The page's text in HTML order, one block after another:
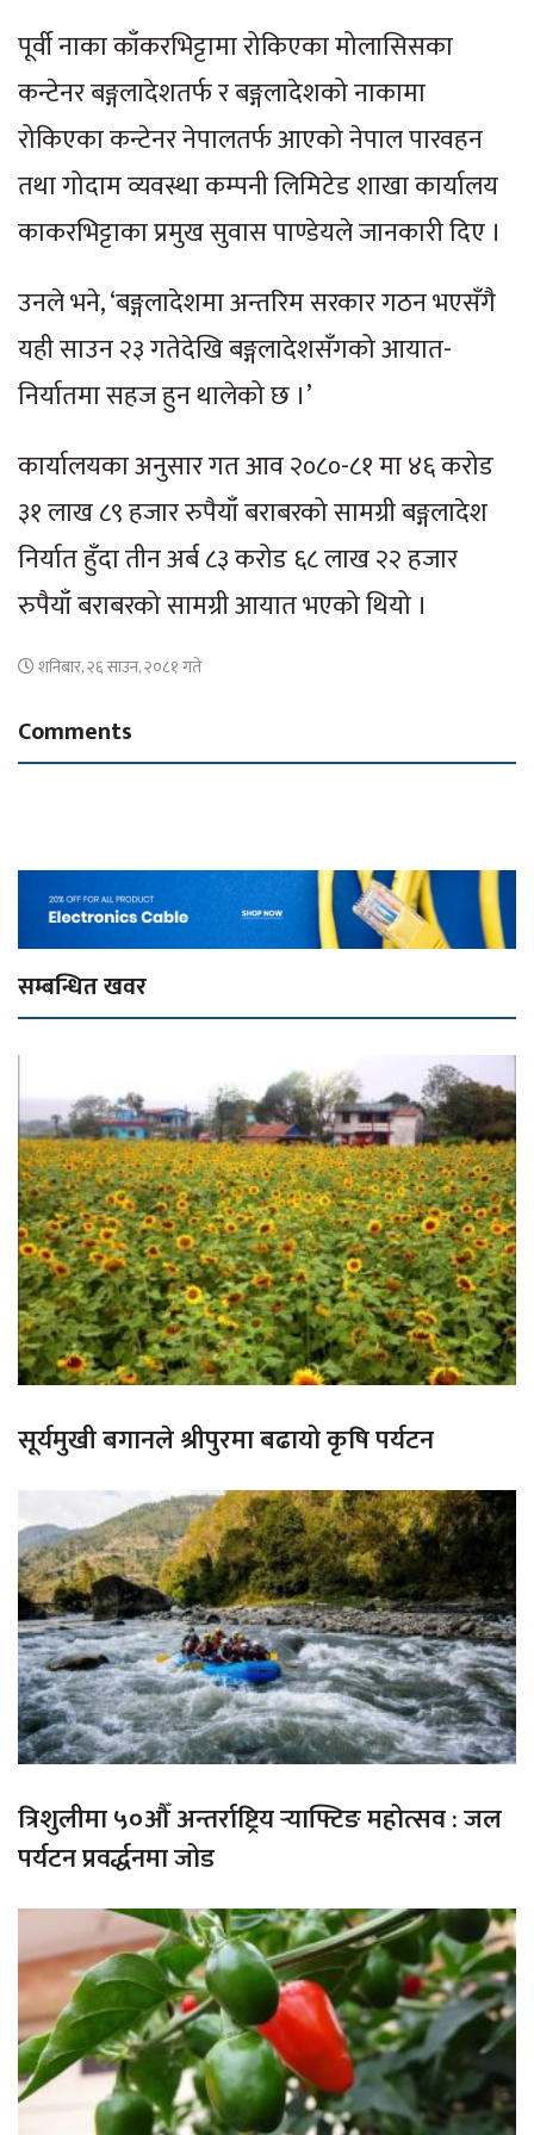
पूर्वी नाका काँकरभिट्टामा रोकिएका मोलासिसका
कन्टेनर बङ्गलादेशतर्फ र बङ्गलादेशको नाकामा
रोकिएका कन्टेनर नेपालतर्फ आएको नेपाल पारवहन
तथा गोदाम व्यवस्था कम्पनी लिमिटेड शाखा कार्यालय
काकरभिट्टाका प्रमुख सुवास पाण्डेयले जानकारी दिए ।
उनले भने, ‘बङ्गलादेशमा अन्तरिम सरकार गठन भएसँगै
यही साउन २३ गतेदेखि बङ्गलादेशसँगको आयात-
निर्यातमा सहज हुन थालेको छ ।’
कार्यालयका अनुसार गत आव २०८०-८१ मा ४६ करोड
३१ लाख ८९ हजार रुपैयाँ बराबरको सामग्री बङ्गलादेश
निर्यात हुँदा तीन अर्ब ८३ करोड ६८ लाख २२ हजार
रुपैयाँ बराबरको सामग्री आयात भएको थियो ।
शनिबार, २६ साउन, २०८१ गते
Comments
सम्बन्धित खवर
सूर्यमुखी बगानले श्रीपुरमा बढायो कृषि पर्यटन
त्रिशुलीमा ५०औँ अन्तर्राष्ट्रिय र्‍याफ्टिङ महोत्सव : जल
पर्यटन प्रवर्द्धनमा जोड